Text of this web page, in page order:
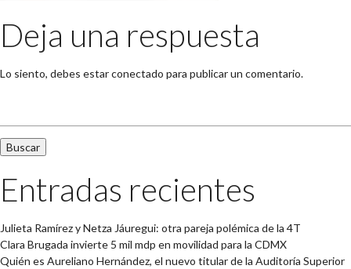
Deja una respuesta
Lo siento, debes estarconectado para publicar un comentario.
Entradas recientes
Julieta Ramírez y Netza Jáuregui: otra pareja polémica de la 4T
Clara Brugada invierte 5 mil mdp en movilidad para la CDMX
Quién es Aureliano Hernández, el nuevo titular de la Auditoría Superior